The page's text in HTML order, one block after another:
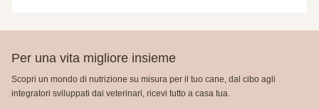
Per una vita migliore insieme
Scopri un mondo di nutrizione su misura per il tuo cane, dal cibo agli
integratori sviluppati dai veterinari, ricevi tutto a casa tua.